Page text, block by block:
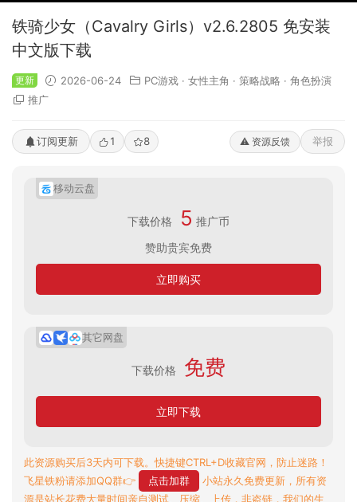
铁骑少女（Cavalry Girls）v2.6.2805 免安装
中文版下载
更新 2026-06-24 PC游戏 · 女性主角 · 策略战略 · 角色扮演
推广
订阅更新 1 8 ⚠️ 资源反馈 举报
移动云盘
下载价格 5 推广币
赞助贵宾免费
立即购买
其它网盘
下载价格 免费
立即下载
此资源购买后3天内可下载。快捷键CTRL+D收藏官网，防止迷路！
飞星铁粉请添加QQ群👉
点击加群
小站永久免费更新，所有资
源是站长花费大量时间亲自测试、压缩、上传，非盗链，我们的生